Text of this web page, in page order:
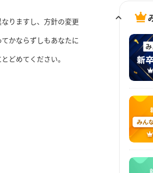
りますし、方針の変更
かならずしもあなたに
どめてください。